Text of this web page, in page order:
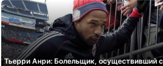
Тьерри Анри: Болельщик, осуществивший